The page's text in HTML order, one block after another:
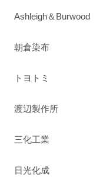
Ashleigh＆Burwood
朝倉染布
トヨトミ
渡辺製作所
三化工業
日光化成